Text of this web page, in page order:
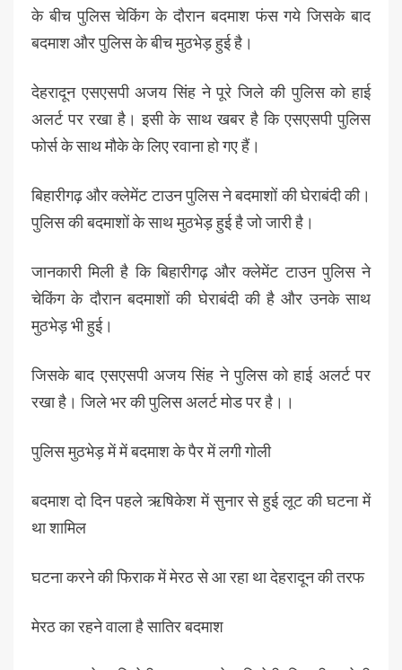
के बीच पुलिस चेकिंग के दौरान बदमाश फंस गये जिसके बाद
बदमाश और पुलिस के बीच मुठभेड़ हुई है।
देहरादून एसएसपी अजय सिंह ने पूरे जिले की पुलिस को हाई
अलर्ट पर रखा है। इसी के साथ खबर है कि एसएसपी पुलिस
फोर्स के साथ मौके के लिए रवाना हो गए हैं।
बिहारीगढ़ और क्लेमेंट टाउन पुलिस ने बदमाशों की घेराबंदी की।
पुलिस की बदमाशों के साथ मुठभेड़ हुई है जो जारी है।
जानकारी मिली है कि बिहारीगढ़ और क्लेमेंट टाउन पुलिस ने
चेकिंग के दौरान बदमाशों की घेराबंदी की है और उनके साथ
मुठभेड़ भी हुई।
जिसके बाद एसएसपी अजय सिंह ने पुलिस को हाई अलर्ट पर
रखा है। जिले भर की पुलिस अलर्ट मोड पर है।।
पुलिस मुठभेड़ में में बदमाश के पैर में लगी गोली
बदमाश दो दिन पहले ऋषिकेश में सुनार से हुई लूट की घटना में
था शामिल
घटना करने की फिराक में मेरठ से आ रहा था देहरादून की तरफ
मेरठ का रहने वाला है सातिर बदमाश